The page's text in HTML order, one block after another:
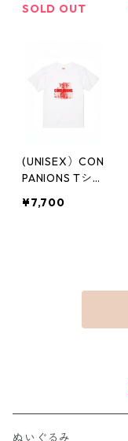
SOLD OUT
(UNISEX）CON
PANIONS Tシャ
¥7,700
ぬいぐるみ